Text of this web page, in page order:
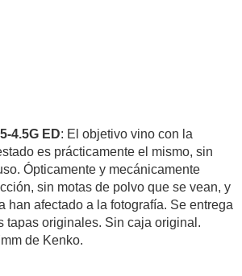
4.5G ED: El objetivo vino con la
es prácticamente el mismo, sin
Ópticamente y mecánicamente
sin motas de polvo que se vean, y
han afectado a la fotografía. Se entrega
tapas originales. Sin caja original.
de Kenko.